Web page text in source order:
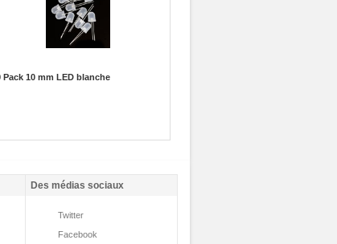
Pack 10 mm LED blanche
Des médias sociaux
Twitter
Facebook